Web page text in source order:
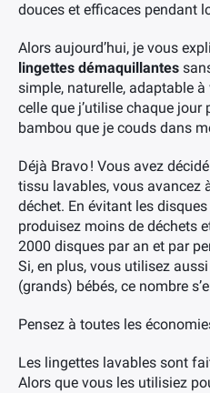
douces et efficaces pendant
Alors aujourd’hui, je vous
lingettes démaquillantes
simple, naturelle, adaptable
celle que j’utilise chaque jour
bambou que je couds dans
Déjà Bravo ! Vous avez
tissu lavables, vous avancez
déchet. En évitant les
produisez moins de déchets
2000 disques par an et par
Si, en plus, vous utilisez
(grands) bébés, ce nombre
Pensez à toutes les
Les lingettes lavables sont
Alors que vous les utilisiez